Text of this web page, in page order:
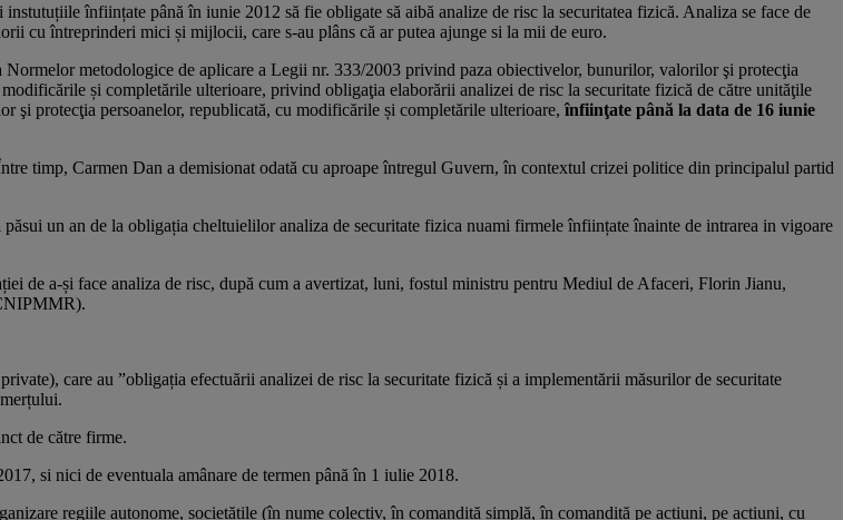
înființate până în iunie 2012 să fie obligate să aibă analize de risc la securitatea fizică. Analiza se face de
cu întreprinderi mici și mijlocii, care s-au plâns că ar putea ajunge si la mii de euro.
metodologice de aplicare a Legii nr. 333/2003 privind paza obiectivelor, bunurilor, valorilor şi protecţia
și completările ulterioare, privind obligaţia elaborării analizei de risc la securitate fizică de către unităţile
protecţia persoanelor, republicată, cu modificările și completările ulterioare, înfiinţate până la data de 16 iunie
timp, Carmen Dan a demisionat odată cu aproape întregul Guvern, în contextul crizei politice din principalul partid
un an de la obligația cheltuielilor analiza de securitate fizica nuami firmele înființate înainte de intrarea in vigoare
de a-și face analiza de risc, după cum a avertizat, luni, fostul ministru pentru Mediul de Afaceri, Florin Jianu,
care au ”obligația efectuării analizei de risc la securitate fizică și a implementării măsurilor de securitate
de către firme.
si nici de eventuala amânare de termen până în 1 iulie 2018.
regiile autonome, societățile (în nume colectiv, în comandită simplă, în comandită pe acțiuni, pe acțiuni, cu